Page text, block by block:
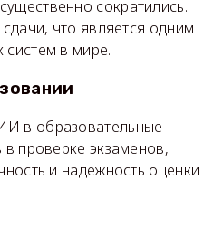
сократились.
что является одним
систем в мире.
в образовательные
проверке экзаменов,
и надежность оценки